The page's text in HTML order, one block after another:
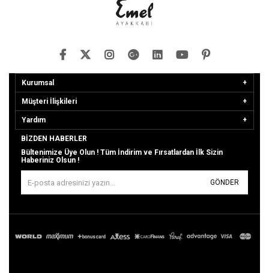
Kurumsal
Müşteri İlişkileri
Yardım
BIZDEN HABERLER
Bültenimize Üye Olun ! Tüm İndirim ve Fırsatlardan İlk Sizin
Haberiniz Olsun !
GÖNDER